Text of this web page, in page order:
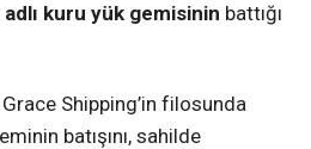
kuru yük gemisinin battığı
Shipping’in filosunda
batışını, sahilde